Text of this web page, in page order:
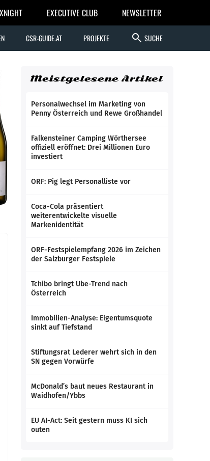
XNIGHT EXECUTIVE CLUB NEWSLETTER
CSR-GUIDE.AT PROJEKTE search SUCHE
Meistgelesene Artikel
Personalwechsel im Marketing von
Penny Österreich und Rewe Großhandel
Falkensteiner Camping Wörthersee
offiziell eröffnet: Drei Millionen Euro
investiert
ORF: Pig legt Personalliste vor
Coca-Cola präsentiert
weiterentwickelte visuelle
Markenidentität
ORF-Festspielempfang 2026 im Zeichen
der Salzburger Festspiele
Tchibo bringt Ube-Trend nach
Österreich
Immobilien-Analyse: Eigentumsquote
sinkt auf Tiefstand
Stiftungsrat Lederer wehrt sich in den
SN gegen Vorwürfe
McDonald’s baut neues Restaurant in
Waidhofen/Ybbs
EU AI-Act: Seit gestern muss KI sich
outen